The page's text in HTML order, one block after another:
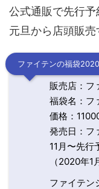
公式通販で先行
元旦から店頭販売
ファイテンの福袋
販売店：フ
福袋名：フ
価格：
発売日：フ
11月〜先行
（2020年1
ファイテン